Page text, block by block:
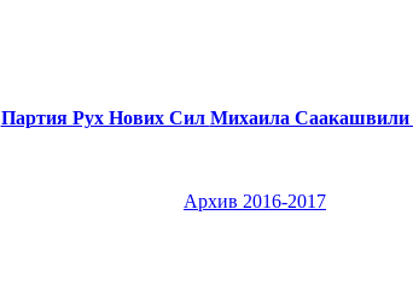
Партия Рух Нових Сил Михаила Саакашвили
Архив 2016-2017